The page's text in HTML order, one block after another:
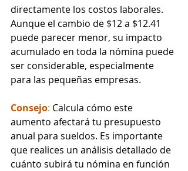
directamente los costos laborales.
Aunque el cambio de $12 a $12.41
puede parecer menor, su impacto
acumulado en toda la nómina puede
ser considerable, especialmente
para las pequeñas empresas.
Consejo: Calcula cómo este
aumento afectará tu presupuesto
anual para sueldos. Es importante
que realices un análisis detallado de
cuánto subirá tu nómina en función